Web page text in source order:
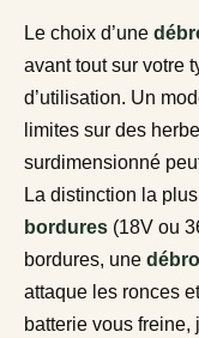
Le choix d’une
avant tout sur votre
d’utilisation. Un
limites sur des
surdimensionné
La distinction la
bordures (18V ou
bordures, une
attaque les ronces
batterie vous